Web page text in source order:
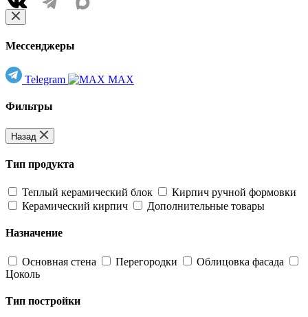
Мессенджеры
Telegram MAX
Фильтры
Назад
Тип продукта
Теплый керамический блок
Кирпич ручной формовки
Керамический кирпич
Дополнительные товары
Назначение
Основная стена Перегородки
Облицовка фасада
Цоколь
Тип постройки